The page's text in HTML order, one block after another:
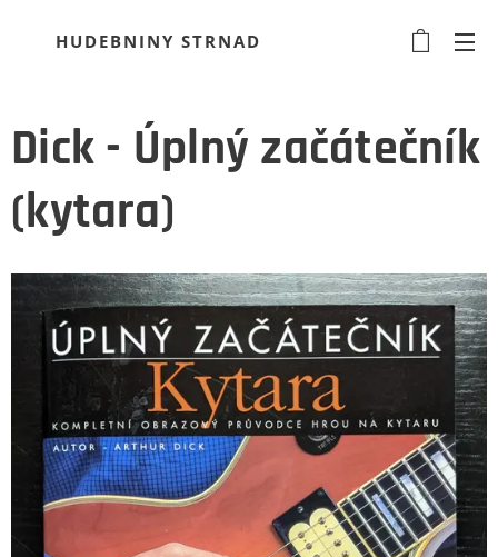
HUDEBNINY STRNAD
Dick - Úplný začátečník
(kytara)